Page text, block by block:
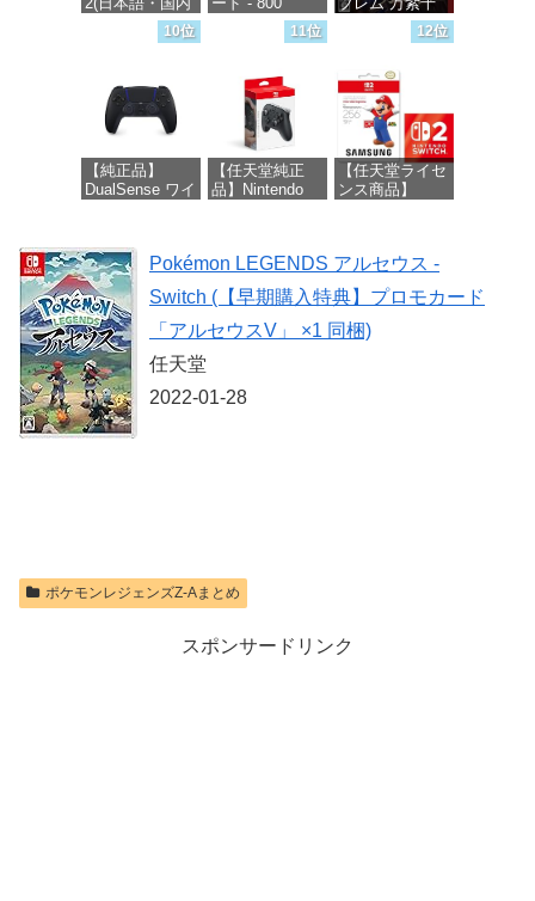
価格：¥6,961
Robux 【限定バ
ーチャルアイテ
【オンラインゲ
ームコード】
ロブロックス |
オンラインコー
ド版
価格：¥1,300
紅 -Switch2
10位
【純正品】
DualSense ワイ
ナイト ブラッ
ク(CFI-
ZCT2J01)
価格：¥10,737
11位
【任天堂純正
品】Nintendo
価格：¥9,980
12位
【任天堂ライセ
ンス商品】
256GB for
Nintendo Switch
2(サムスン マイ
クロSDエクス
プレスカード
Pokémon LEGENDS アルセウス -
Switch (【早期購入特典】プロモカード
「アルセウスV」 ×1 同梱)
任天堂
2022-01-28
ポケモンレジェンズZ-Aまとめ
スポンサードリンク